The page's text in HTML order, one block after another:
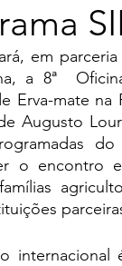
em
a 8ª
Erva-mate
Augusto
o encontro
internacional